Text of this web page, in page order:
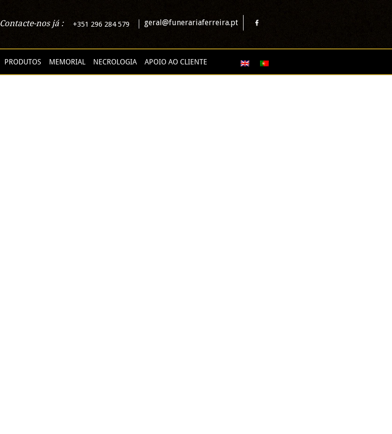
Contacte-nos já : +351 296 284 579 geral@funerariaferreira.pt
PRODUTOS MEMORIAL NECROLOGIA APOIO AO CLIENTE